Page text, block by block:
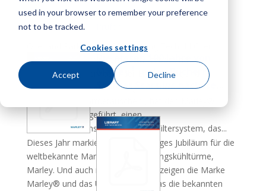
used in your browser to remember your preference
not to be tracked.
Cookies settings
Accept Decline
Nachrichten | Nachrichtenartikel
Overland Park, Kan. – SPX Cooling Tech, LLC, ein
Branchenführer mit Komplettangebot und
umfassendem Service in der Entwicklung und
Herstellung von Verdunstungskühltürmen und
WaterGard™ eingeführt, einen
Wasserverbrauchsoptimierer und Filtersystem, das...
Marley
in den Büchern:
Starker Start ins nächste
Blog | Nachricht
Dieses Jahr markierte ein 100-jähriges Jubiläum für die
weltbekannte Marke für Verdunstungskühltürme,
Marley. Und auch nach 100 Jahren zeigen die Marke
Marley® und das Unternehmen, das die bekannten